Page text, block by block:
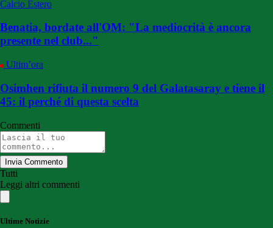
Calcio Estero
Benatia, bordate all'OM: "La mediocrità è ancora
presente nel club..."
Ultim’ora
Osimhen rifiuta il numero 9 del Galatasaray e tiene il
45: il perché di questa scelta
Commenti
Invia Commento
Tutti
Leggi altri commenti
Ultime Notizie